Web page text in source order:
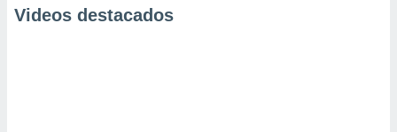
Videos destacados